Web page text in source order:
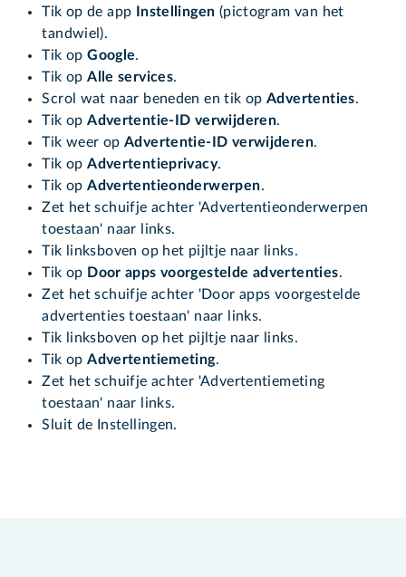
Tik op de app Instellingen (pictogram van het
tandwiel).
Tik opGoogle.
Tik opAlle services.
Scrol wat naar beneden en tik opAdvertenties.
Tik opAdvertentie-ID verwijderen.
Tik weer opAdvertentie-ID verwijderen.
Tik opAdvertentieprivacy.
Tik opAdvertentieonderwerpen.
Zet het schuifje achter 'Advertentieonderwerpen
toestaan' naar links.
Tik linksboven op het pijltje naar links.
Tik op Door apps voorgestelde advertenties.
Zet het schuifje achter 'Door apps voorgestelde
advertenties toestaan' naar links.
Tik linksboven op het pijltje naar links.
Tik opAdvertentiemeting.
Zet het schuifje achter 'Advertentiemeting
toestaan' naar links.
Sluit de Instellingen.